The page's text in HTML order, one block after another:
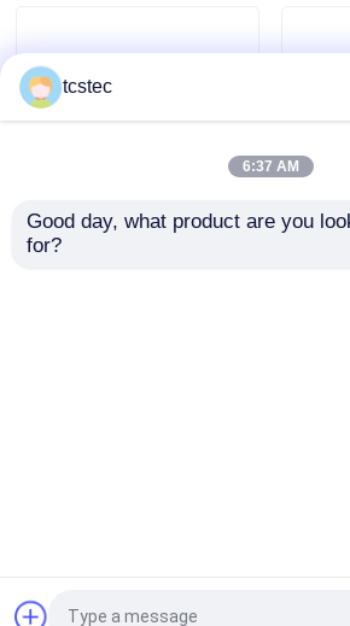
VR 쇼
공장 투어
블로그
흰색 나일론 마사지 의자 공
Shenzhen TCS Precision
tcstec
6:37 AM
Good day, what product are you
for?